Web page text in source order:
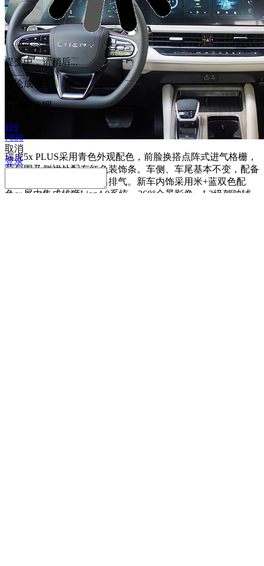
瑞虎5x PLUS采用青色外观配色，前脸换搭点阵式进气格栅，
前包围及侧裙处配有红色装饰条。车侧、车尾基本不变，配备
小型扰流板及双边共两出排气。新车内饰采用米+蓝双色配
色，屏内集成雄狮Lion4.0系统，360°全景影像、L2级驾驶辅
提交中，请稍后...
评论成功
写点什么吧
110
7030
取消
登录